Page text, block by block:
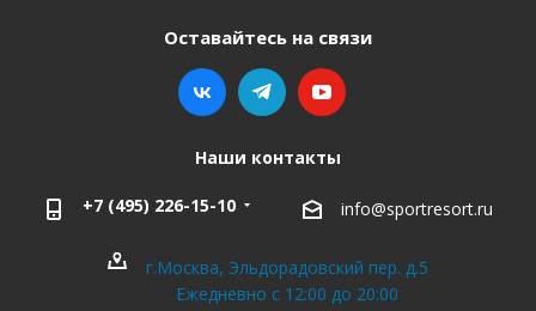
Оставайтесь на связи
Наши контакты
+7 (495) 226-15-10 info@sportresort.ru
г.Москва, Эльдорадовский пер. д.5
Ежедневно с 12:00 до 20:00